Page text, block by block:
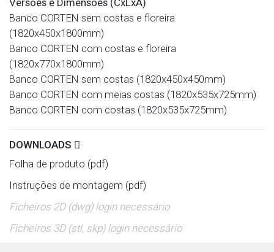
Versões e Dimensões (CxLxA)
Banco CORTEN sem costas e floreira
(1820x450x1800mm)
Banco CORTEN com costas e floreira
(1820x770x1800mm)
Banco CORTEN sem costas (1820x450x450mm)
Banco CORTEN com meias costas (1820x535x725mm)
Banco CORTEN com costas (1820x535x725mm)
DOWNLOADS
Folha de produto (pdf)
Instruções de montagem (pdf)
Ficheiros 2D (dwg) login necessário
Ficheiros 3D (stl, skp) login necessário